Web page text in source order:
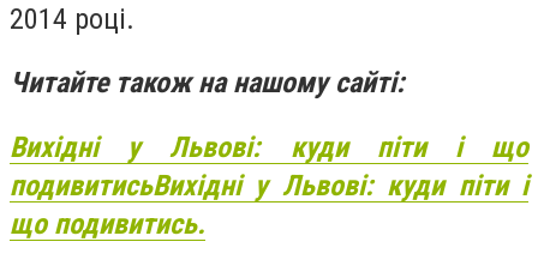
2014 році.
Читайте також на нашому сайті:
Вихідні у Львові: куди піти і що
подивитисьВихідні у Львові: куди піти і
що подивитись.